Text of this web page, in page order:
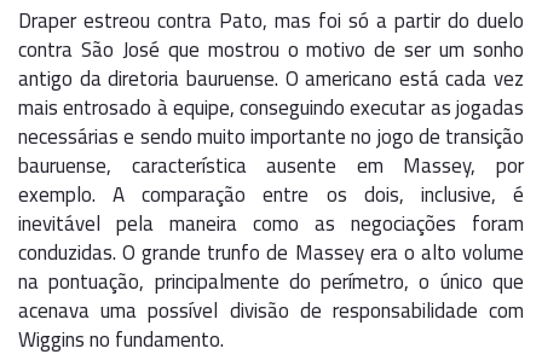
Draper estreou contra Pato, mas foi só a partir do duelo
contra São José que mostrou o motivo de ser um sonho
antigo da diretoria bauruense. O americano está cada vez
mais entrosado à equipe, conseguindo executar as jogadas
necessárias e sendo muito importante no jogo de transição
bauruense, característica ausente em Massey, por
exemplo. A comparação entre os dois, inclusive, é
inevitável pela maneira como as negociações foram
conduzidas. O grande trunfo de Massey era o alto volume
na pontuação, principalmente do perímetro, o único que
acenava uma possível divisão de responsabilidade com
Wiggins no fundamento.